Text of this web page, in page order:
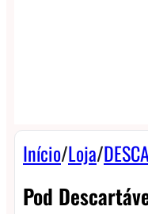
Início/Loja/
Pod